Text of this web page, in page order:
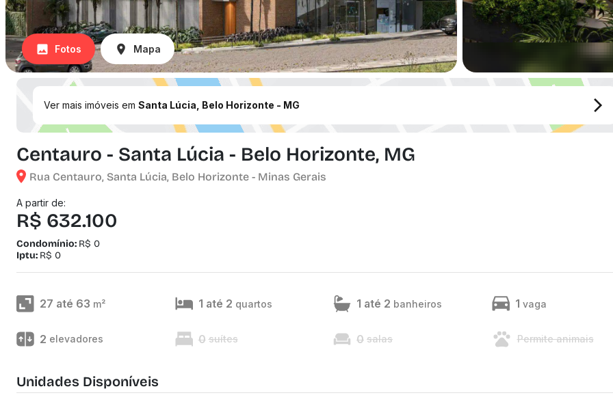
Fotos Mapa
Ver mais imóveis em Santa Lúcia, Belo Horizonte - MG
Centauro - Santa Lúcia - Belo Horizonte, MG
Rua Centauro, Santa Lúcia, Belo Horizonte - Minas Gerais
A partir de:
R$ 632.100
Condomínio: R$ 0
Iptu: R$ 0
27 até 63 m² 1 até 2 quartos 1 até 2 banheiros 1 vaga
2 elevadores 0 suítes 0 salas Permite animais
Unidades Disponíveis